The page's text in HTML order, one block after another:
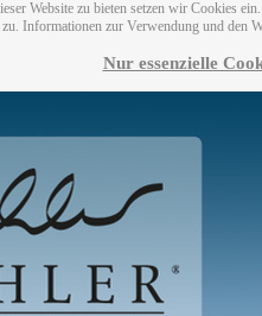
Website zu bieten setzen wir Cookies
zu. Informationen zur Verwendung und den
Nur essenzielle